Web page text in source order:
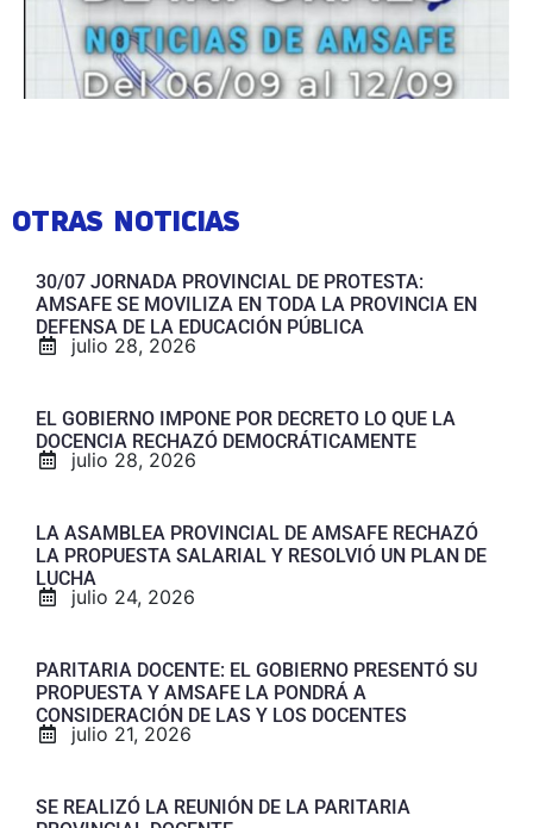
OTRAS NOTICIAS
30/07 JORNADA PROVINCIAL DE PROTESTA:
AMSAFE SE MOVILIZA EN TODA LA PROVINCIA EN
DEFENSA DE LA EDUCACIÓN PÚBLICA
julio 28, 2026
EL GOBIERNO IMPONE POR DECRETO LO QUE LA
DOCENCIA RECHAZÓ DEMOCRÁTICAMENTE
julio 28, 2026
LA ASAMBLEA PROVINCIAL DE AMSAFE RECHAZÓ
LA PROPUESTA SALARIAL Y RESOLVIÓ UN PLAN DE
LUCHA
julio 24, 2026
PARITARIA DOCENTE: EL GOBIERNO PRESENTÓ SU
PROPUESTA Y AMSAFE LA PONDRÁ A
CONSIDERACIÓN DE LAS Y LOS DOCENTES
julio 21, 2026
SE REALIZÓ LA REUNIÓN DE LA PARITARIA